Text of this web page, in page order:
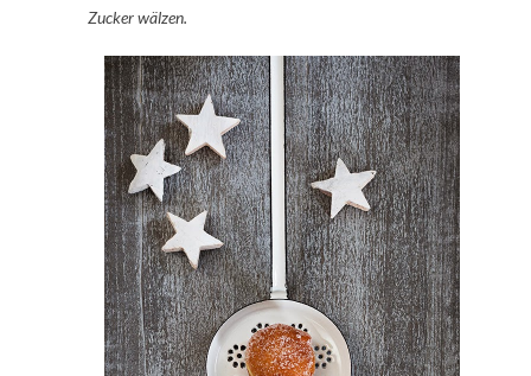
Zucker wälzen.